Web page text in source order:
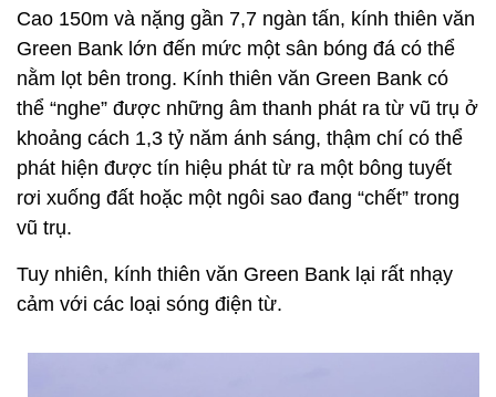
Cao 150m và nặng gần 7,7 ngàn tấn, kính thiên văn
Green Bank lớn đến mức một sân bóng đá có thể
nằm lọt bên trong. Kính thiên văn Green Bank có
thể “nghe” được những âm thanh phát ra từ vũ trụ ở
khoảng cách 1,3 tỷ năm ánh sáng, thậm chí có thể
phát hiện được tín hiệu phát từ ra một bông tuyết
rơi xuống đất hoặc một ngôi sao đang “chết” trong
vũ trụ.
Tuy nhiên, kính thiên văn Green Bank lại rất nhạy
cảm với các loại sóng điện từ.